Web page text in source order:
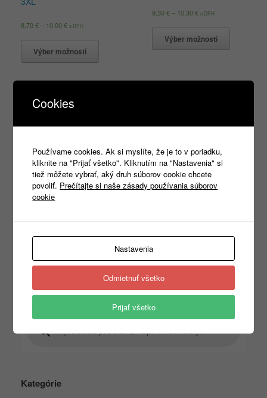
8,70€– 10,00€ s DPH
Výber možností
9,30€– 10,30€ s DPH
Výber možností
Infinity 131 3XL
8,20€–8,40€ 9,00€–9,70€
Products
Kategórie
Cookies
Používame cookies. Ak si myslíte, že je to v poriadku,
kliknite na "Prijať všetko". Kliknutím na "Nastavenia" si
tiež môžete vybrať, aký druh súborov cookie chcete
povoliť. Prečítajte si naše zásady používania súborov
cookie
Nastavenia
Odmietnuť všetko
Prijať všetko